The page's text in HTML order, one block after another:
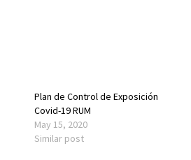
Plan de Control de Exposición
Covid-19 RUM
May 15, 2020
Similar post